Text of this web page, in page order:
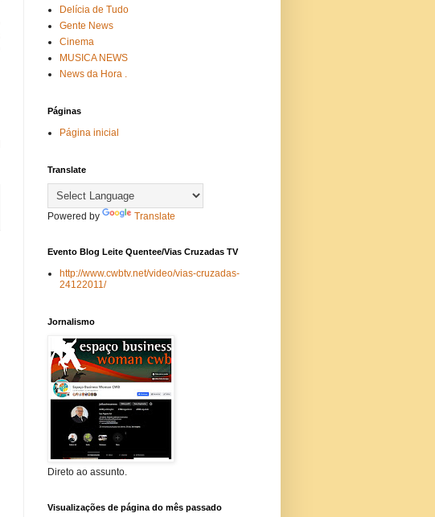
Delícia de Tudo
Gente News
Cinema
MUSICA NEWS
News da Hora .
Páginas
Página inicial
Translate
Powered by Translate
Evento Blog Leite Quentee/Vias Cruzadas TV
http://www.cwbtv.net/video/vias-cruzadas-
24122011/
Jornalismo
Direto ao assunto.
Visualizações de página do mês passado